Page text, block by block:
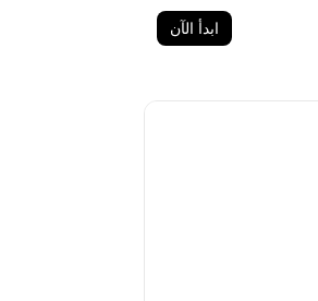
ابدأ الآن